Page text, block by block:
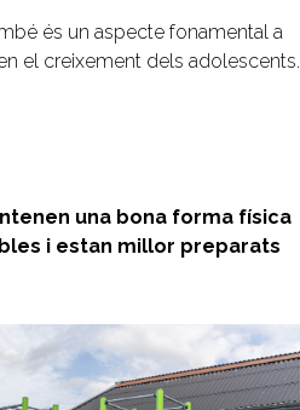
és un aspecte fonamental a
el creixement dels adolescents.
una bona forma física
i estan millor preparats